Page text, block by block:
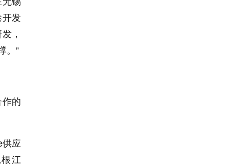
开发
，
”
的
供应
江